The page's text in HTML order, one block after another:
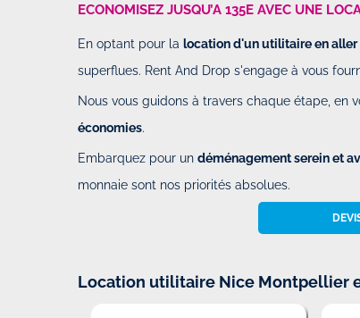
ECONOMISEZ JUSQU’A 135E AVEC UNE
En optant pour la location d'un utilitaire en
superflues. Rent And Drop s'engage à vous
Nous vous guidons à travers chaque étape, en
économies.
Embarquez pour un déménagement serein et
monnaie sont nos priorités absolues.
Location utilitaire Nice Montpellier